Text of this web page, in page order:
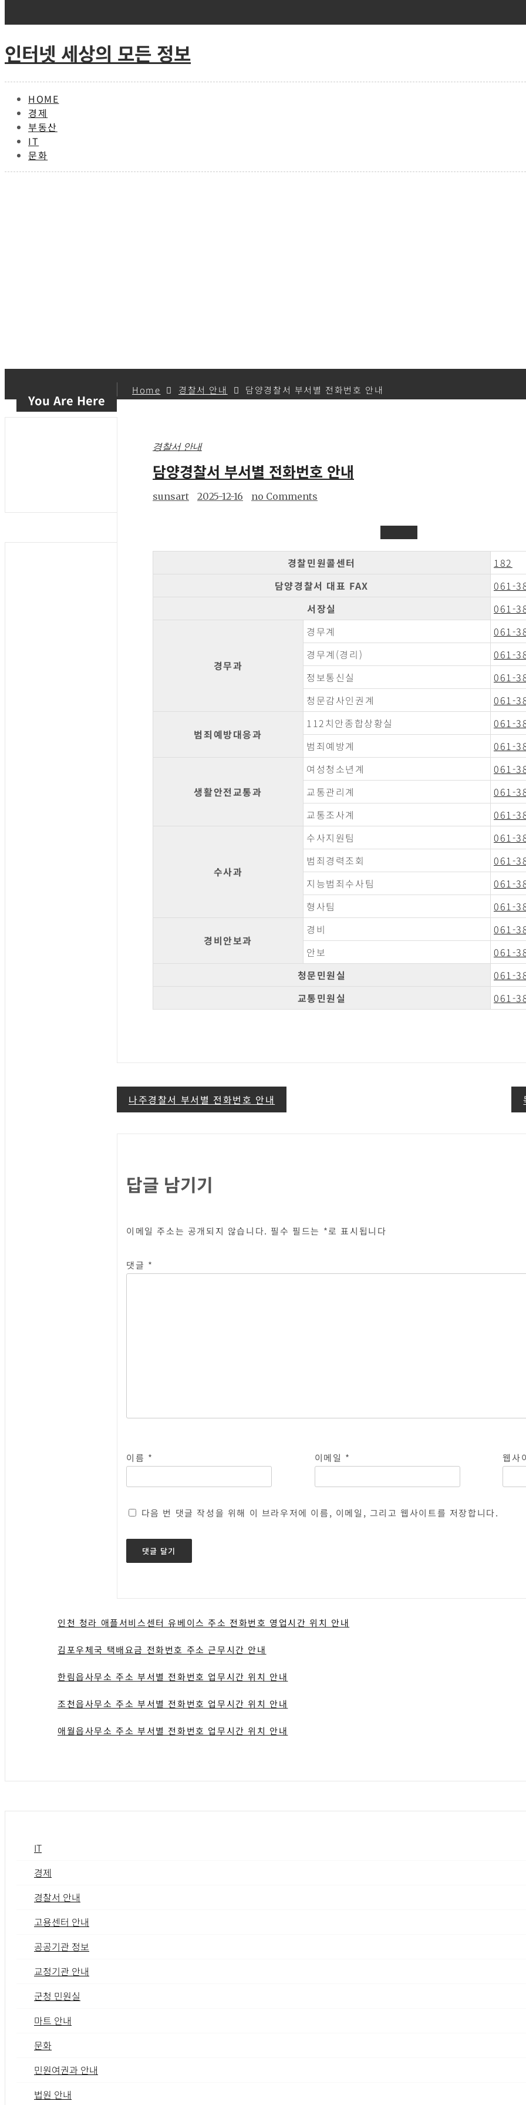
인터넷 세상의 모든 정보
HOME
경제
부동산
IT
문화
You Are Here
Home 경찰서 안내 담양경찰서 부서별 전화번호 안내
경찰서 안내
담양경찰서 부서별 전화번호 안내
sunsart 2025-12-16 no Comments
경찰민원콜센터
182
담양경찰서 대표 FAX
061-
서장실
061-
경무과
경무계
061-
경무계(경리)
061-
정보통신실
061-
청문감사인권계
061-
범죄예방대응과
112치안종합상황실
061-
범죄예방계
061-
생활안전교통과
여성청소년계
061-
교통관리계
061-
교통조사계
061-
수사과
수사지원팀
061-
범죄경력조회
061-
지능범죄수사팀
061-
형사팀
061-
경비안보과
경비
061-
안보
061-
청문민원실
061-
교통민원실
061-
글
나주경찰서 부서별 전화번호 안내
답글 남기기
이메일 주소는 공개되지 않습니다. 필수 필드는 *로 표시됩니다
댓글 *
이름 * 이메일 * 웹사
다음 번 댓글 작성을 위해 이 브라우저에 이름, 이메일, 그리고 웹사이트를 저장합니다.
인천 청라 애플서비스센터 유베이스 주소 전화번호 영업시간 위치 안내
김포우체국 택배요금 전화번호 주소 근무시간 안내
한림읍사무소 주소 부서별 전화번호 업무시간 위치 안내
조천읍사무소 주소 부서별 전화번호 업무시간 위치 안내
애월읍사무소 주소 부서별 전화번호 업무시간 위치 안내
IT
경제
경찰서 안내
고용센터 안내
공공기관 정보
교정기관 안내
군청 민원실
마트 안내
문화
민원여권과 안내
법원 안내